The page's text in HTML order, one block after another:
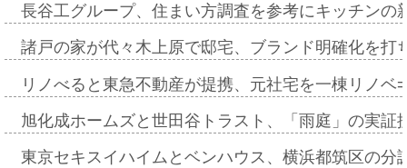
長谷工グループ、住まい方調査を参考にキッチン
諸戸の家が代々木上原で邸宅、ブランド明確化を
リノべると東急不動産が提携、元社宅を一棟リノ
旭化成ホームズと世田谷トラスト、「雨庭」の実
東京セキスイハイムとベンハウス、横浜都筑区の